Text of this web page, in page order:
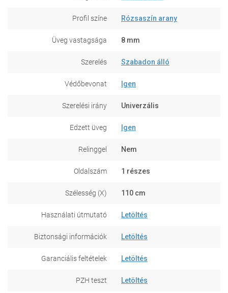
Profil színe Rózsaszín arany
Üveg vastagsága 8 mm
Szerelés Szabadon álló
Védőbevonat Igen
Szerelési irány Univerzális
Edzett üveg Igen
Relinggel Nem
Oldalszám 1 részes
Szélesség (X) 110 cm
Használati útmutató Letöltés
Biztonsági információk Letöltés
Garanciális feltételek Letöltés
PZH teszt Letöltés